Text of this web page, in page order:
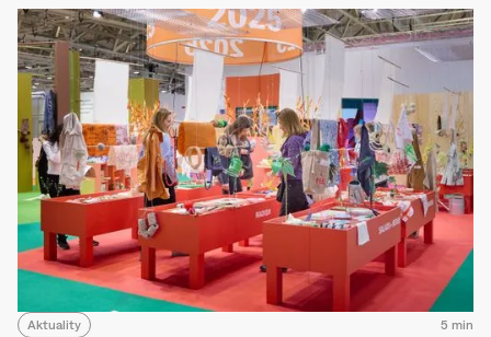
Aktuality 5 min